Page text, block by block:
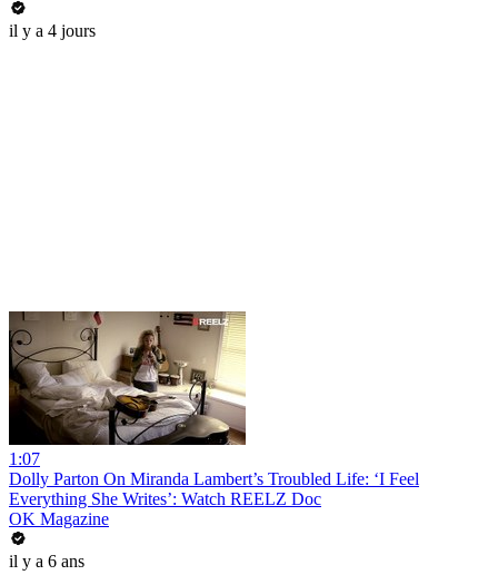
il y a 4 jours
1:07
Dolly Parton On Miranda Lambert’s Troubled Life: ‘I Feel
Everything She Writes’: Watch REELZ Doc
OK Magazine
il y a 6 ans